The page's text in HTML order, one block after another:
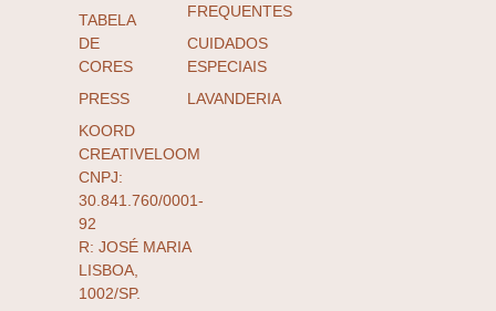
TABELA
DE
CORES
PRESS
KOORD
CREATIVELOOM
CNPJ:
30.841.760/0001-
92
R: JOSÉ MARIA
LISBOA,
1002/SP.
FREQUENTES
CUIDADOS
ESPECIAIS
LAVANDERIA